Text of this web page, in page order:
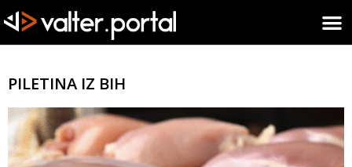
PILETINA IZ BIH